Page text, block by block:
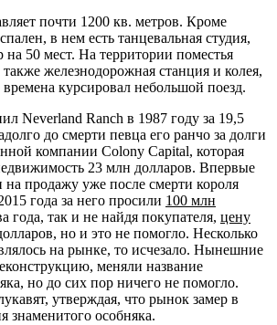
почти 1200 кв. метров. Кроме
в нем есть танцевальная студия,
на 50 мест. На территории поместья
железнодорожная станция и колея,
курсировал небольшой поезд.
Neverland Ranch в 1987 году за 19,5
до смерти певца его ранчо за долги
компании Colony Capital, которая
23 млн долларов. Впервые
на продажу уже после смерти короля
года за него просили 100 млн
года, так и не найдя покупателя, цену
но и это не помогло. Несколько
на рынке, то исчезало. Нынешние
меняли название
но до сих пор ничего не помогло.
утверждая, что рынок замер в
знаменитого особняка.